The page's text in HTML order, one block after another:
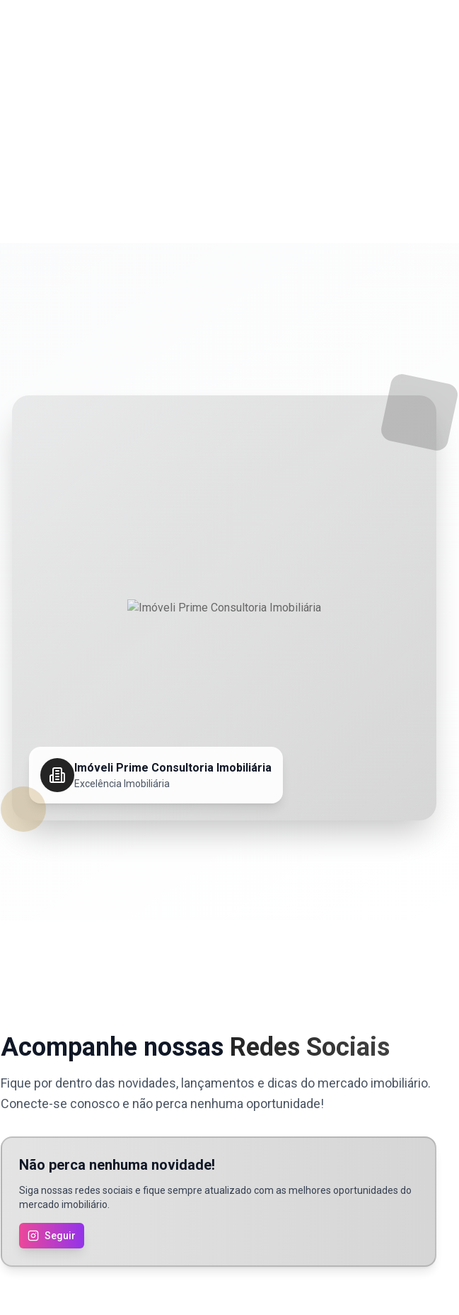
Imóveli Prime Consultoria Imobiliária
Excelência Imobiliária
Acompanhe nossas Redes Sociais
Fique por dentro das novidades, lançamentos e dicas do mercado imobiliário.
Conecte-se conosco e não perca nenhuma oportunidade!
Não perca nenhuma novidade!
Siga nossas redes sociais e fique sempre atualizado com as melhores oportunidades do
mercado imobiliário.
Seguir